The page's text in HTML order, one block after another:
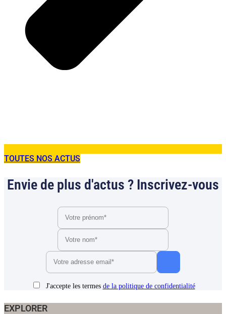
TOUTES NOS ACTUS
Envie de plus d'actus ? Inscrivez-vous
J'accepte les termes de la politique de confidentialité
EXPLORER